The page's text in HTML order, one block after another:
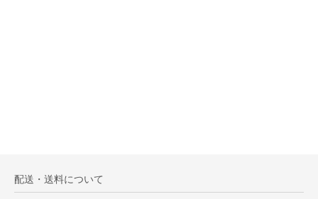
配送・送料について